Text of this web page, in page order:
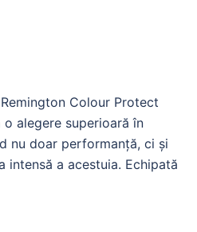
Colour Protect
alegere superioară în
nu doar performanță, ci și
intensă a acestuia. Echipată